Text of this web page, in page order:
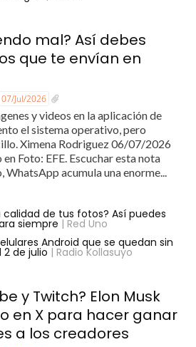
mal? Así debes
que te envían en
07/Jul/2026
y videos en la aplicación de
el sistema operativo, pero
Ximena Rodriguez 06/07/2026
Foto: EFE. Escuchar esta nota
WhatsApp acumula una enorme...
calidad de tus fotos? Así puedes
siempre | Red Uno
Android que se quedan sin
de julio | Radio Kollasuyo
y Twitch? Elon Musk
en X para hacer ganar
a los creadores